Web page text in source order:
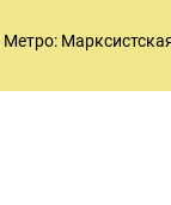
Метро: